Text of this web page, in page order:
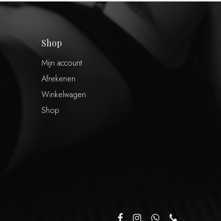
Shop
Mijn account
Afrekenen
Winkelwagen
Shop
facebookinstagramwhatsappphone